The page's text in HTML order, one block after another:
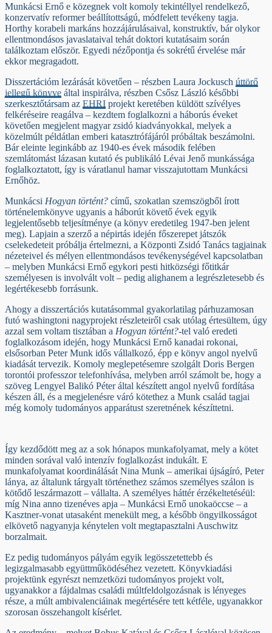
Munkácsi Ernő e közegnek volt komoly tekintéllyel rendelkező,
konzervatív reformer beállítottságú, módfelett tevékeny tagja.
Horthy korabeli markáns hozzájárulásaival, konstruktív, bár olykor
ellentmondásos javaslataival tehát doktori kutatásaim során
találkoztam először. Egyedi nézőpontja és sokrétű érvelése már
ekkor megragadott.
Disszertációm lezárását követően – részben Laura Jockusch úttörő
jellegű könyve által inspirálva, részben Csősz László későbbi
szerkesztőtársam az EHRI projekt keretében küldött szívélyes
felkéréseire reagálva – kezdtem foglalkozni a háborús éveket
követően megjelent magyar zsidó kiadványokkal, melyek a
közelmúlt példátlan emberi katasztrófájáról próbáltak beszámolni.
Bár eleinte leginkább az 1940-es évek második felében
szemlátomást lázasan kutató és publikáló Lévai Jenő munkássága
foglalkoztatott, így is váratlanul hamar visszajutottam Munkácsi
Ernőhöz.
Munkácsi Hogyan történt? című, szokatlan szemszögből írott
történelemkönyve ugyanis a háborút követő évek egyik
legjelentősebb teljesítménye (a könyv eredetileg 1947-ben jelent
meg). Lapjain a szerző a népirtás idején főszerepet játszók
cselekedeteit próbálja értelmezni, a Központi Zsidó Tanács tagjainak
nézeteivel és mélyen ellentmondásos tevékenységével kapcsolatban
– melyben Munkácsi Ernő egykori pesti hitközségi főtitkár
személyesen is involvált volt – pedig alighanem a legrészletesebb és
legértékesebb forrásunk.
Ahogy a disszertációs kutatásommal gyakorlatilag párhuzamosan
futó washingtoni nagyprojekt részleteiről csak utólag értesültem, úgy
azzal sem voltam tisztában a Hogyan történt?-tel való eredeti
foglalkozásom idején, hogy Munkácsi Ernő kanadai rokonai,
elsősorban Peter Munk idős vállalkozó, épp e könyv angol nyelvű
kiadását tervezik. Komoly meglepetésemre szolgált Doris Bergen
torontói professzor telefonhívása, melyben arról számolt be, hogy a
szöveg Lengyel Balikó Péter által készített angol nyelvű fordítása
készen áll, és a megjelenésre váró kötethez a Munk család tagjai
még komoly tudományos apparátust szeretnének készíttetni.
Így kezdődött meg az a sok hónapos munkafolyamat, mely a kötet
minden sorával való intenzív foglalkozást indukált. E
munkafolyamat koordinálását Nina Munk – amerikai újságíró, Peter
lánya, az általunk tárgyalt történethez számos személyes szálon is
kötődő leszármazott – vállalta. A személyes háttér érzékeltetéséül:
míg Nina anno tizenéves apja – Munkácsi Ernő unokaöccse – a
Kasztner-vonat utasaként menekült meg, a később öngyilkosságot
elkövető nagyanyja kénytelen volt megtapasztalni Auschwitz
borzalmait.
Ez pedig tudományos pályám egyik legösszetettebb és
legizgalmasabb együttműködéséhez vezetett. Könyvkiadási
projektünk egyrészt nemzetközi tudományos projekt volt,
ugyanakkor a fájdalmas családi múltfeldolgozásnak is lényeges
része, a múlt ambivalenciáinak megértésére tett kétféle, ugyanakkor
szorosan összehangolt kísérlet.